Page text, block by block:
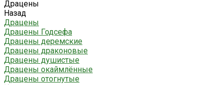
Драцены
Назад
Драцены
Драцены Годсефа
Драцены деремские
Драцены драконовые
Драцены душистые
Драцены окаймлённые
Драцены отогнутые